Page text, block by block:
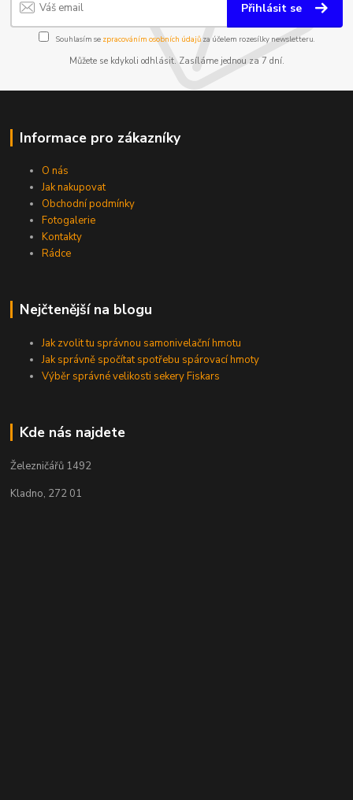
Přihlásit se
Souhlasím se zpracováním osobních údajůza účelem rozesílky newsletteru.
Můžete se kdykoli odhlásit. Zasíláme jednou za 7 dní.
Informace pro zákazníky
O nás
Jak nakupovat
Obchodní podmínky
Fotogalerie
Kontakty
Rádce
Nejčtenější na blogu
Jak zvolit tu správnou samonivelační hmotu
Jak správně spočítat spotřebu spárovací hmoty
Výběr správné velikosti sekery Fiskars
Kde nás najdete
Železničářů 1492
Kladno, 272 01